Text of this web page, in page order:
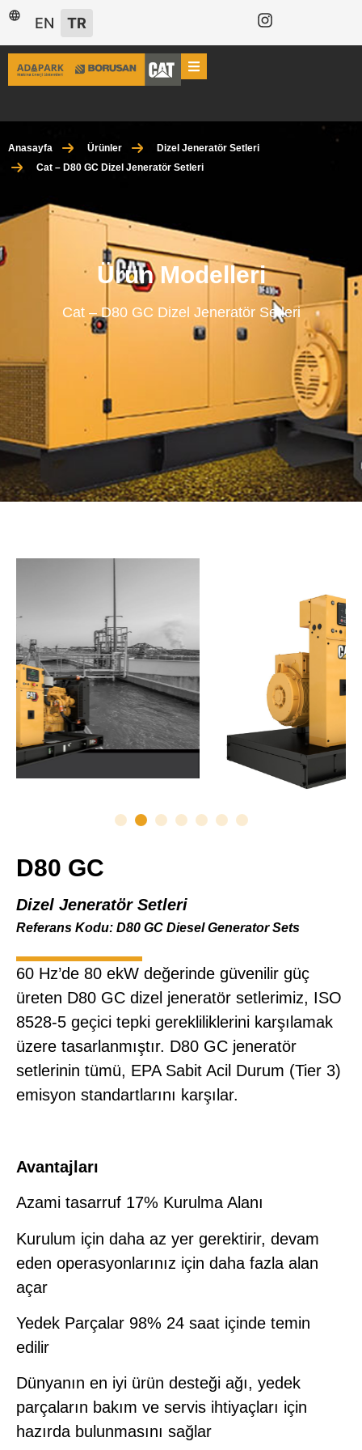
EN TR
Anasayfa Ürünler
Dizel Jeneratör Setleri
Cat – D80 GC Dizel Jeneratör Setleri
Ürün Modelleri
Cat – D80 GC Dizel Jeneratör Setleri
D80 GC
Dizel Jeneratör Setleri
Referans Kodu: D80 GC Diesel Generator Sets
60 Hz’de 80 ekW değerinde güvenilir güç
üreten D80 GC dizel jeneratör setlerimiz, ISO
8528-5 geçici tepki gerekliliklerini karşılamak
üzere tasarlanmıştır. D80 GC jeneratör
setlerinin tümü, EPA Sabit Acil Durum (Tier 3)
emisyon standartlarını karşılar.
Avantajları
Azami tasarruf 17% Kurulma Alanı
Kurulum için daha az yer gerektirir, devam
eden operasyonlarınız için daha fazla alan
açar
Yedek Parçalar 98% 24 saat içinde temin
edilir
Dünyanın en iyi ürün desteği ağı, yedek
parçaların bakım ve servis ihtiyaçları için
hazırda bulunmasını sağlar